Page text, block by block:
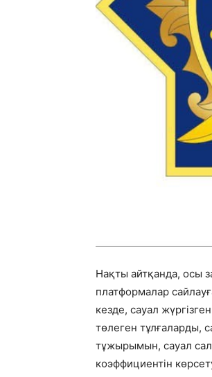
Нақты айтқанда, осы
платформалар
кезде, сауал
төлеген тұлғаларды,
тұжырымын, сауал
коэффициентiн